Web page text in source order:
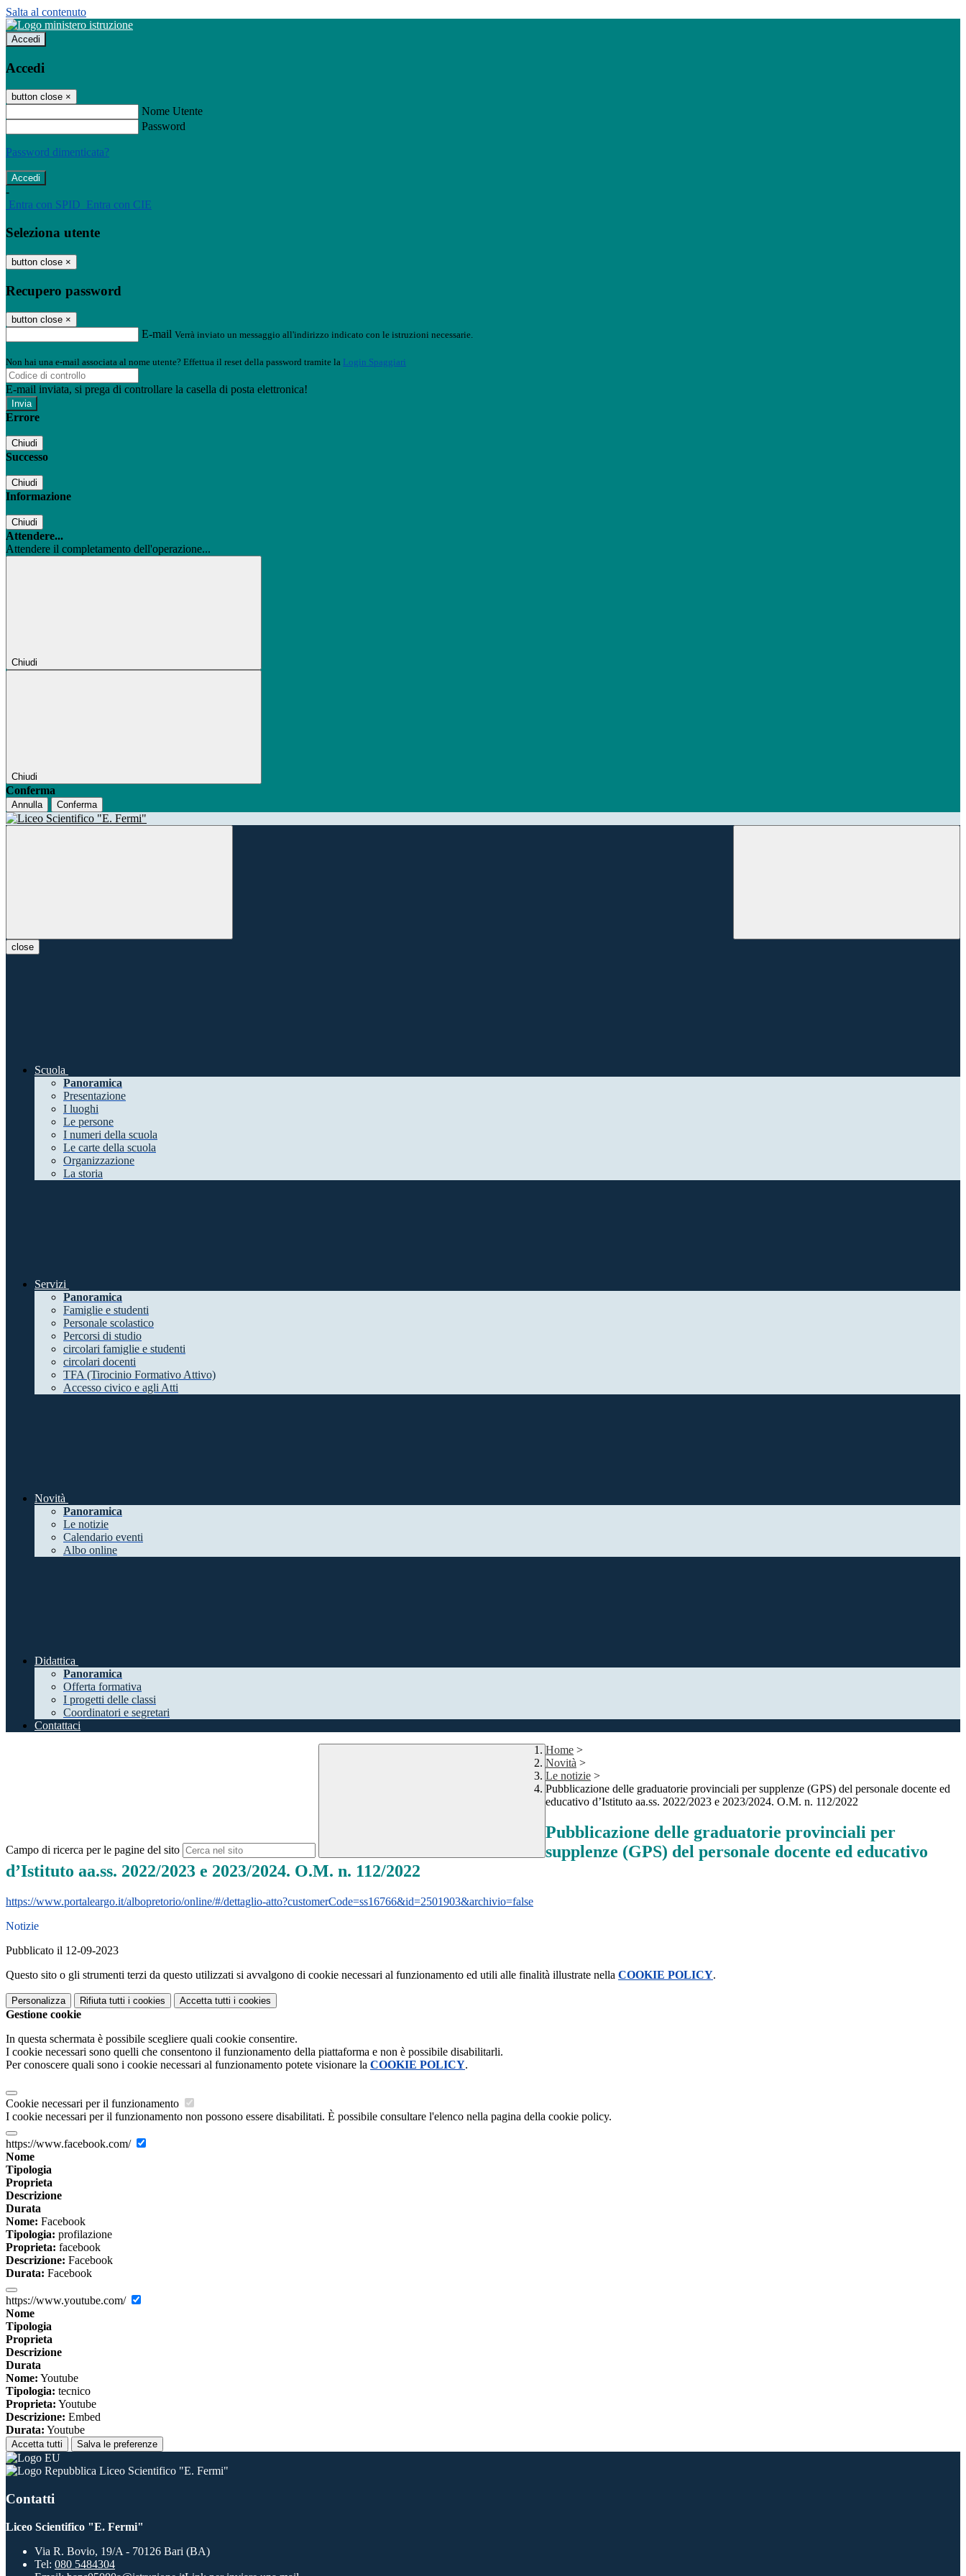
Salta al contenuto
Accedi
Accedi
button close ×
Nome Utente
Password
Password dimenticata?
-
Entra con SPID Entra con CIE
Seleziona utente
button close ×
Recupero password
button close ×
E-mail Verrà inviato un messaggio all'indirizzo indicato con le istruzioni necessarie.
Non hai una e-mail associata al nome utente? Effettua il reset della password tramite la Login Spaggiari
E-mail inviata, si prega di controllare la casella di posta elettronica!
Errore
Chiudi
Successo
Chiudi
Informazione
Chiudi
Attendere...
Attendere il completamento dell'operazione...
Chiudi
Chiudi
Conferma
Annulla Conferma
close
Scuola
Panoramica
Presentazione
I luoghi
Le persone
I numeri della scuola
Le carte della scuola
Organizzazione
La storia
Servizi
Panoramica
Famiglie e studenti
Personale scolastico
Percorsi di studio
circolari famiglie e studenti
circolari docenti
TFA (Tirocinio Formativo Attivo)
Accesso civico e agli Atti
Novità
Panoramica
Le notizie
Calendario eventi
Albo online
Didattica
Panoramica
Offerta formativa
I progetti delle classi
Coordinatori e segretari
Contattaci
Campo di ricerca per le pagine del sito
Home >
Novità >
Le notizie >
Pubblicazione delle graduatorie provinciali per supplenze (GPS) del personale docente ed
educativo d’Istituto aa.ss. 2022/2023 e 2023/2024. O.M. n. 112/2022
Pubblicazione delle graduatorie provinciali per
supplenze (GPS) del personale docente ed educativo
d’Istituto aa.ss. 2022/2023 e 2023/2024. O.M. n. 112/2022
https://www.portaleargo.it/albopretorio/online/#/dettaglio-atto?customerCode=ss16766&id=2501903&archivio=false
Notizie
Pubblicato il 12-09-2023
Questo sito o gli strumenti terzi da questo utilizzati si avvalgono di cookie necessari al funzionamento ed utili alle finalità illustrate nella COOKIE POLICY.
Personalizza Rifiuta tutti i cookies Accetta tutti i cookies
Gestione cookie
In questa schermata è possibile scegliere quali cookie consentire.
I cookie necessari sono quelli che consentono il funzionamento della piattaforma e non è possibile disabilitarli.
Per conoscere quali sono i cookie necessari al funzionamento potete visionare la COOKIE POLICY.
Cookie necessari per il funzionamento
I cookie necessari per il funzionamento non possono essere disabilitati. È possibile consultare l'elenco nella pagina della cookie policy.
https://www.facebook.com/
Nome
Tipologia
Proprieta
Descrizione
Durata
Nome: Facebook
Tipologia: profilazione
Proprieta: facebook
Descrizione: Facebook
Durata: Facebook
https://www.youtube.com/
Nome
Tipologia
Proprieta
Descrizione
Durata
Nome: Youtube
Tipologia: tecnico
Proprieta: Youtube
Descrizione: Embed
Durata: Youtube
Accetta tutti Salva le preferenze
Liceo Scientifico "E. Fermi"
Contatti
Liceo Scientifico "E. Fermi"
Via R. Bovio, 19/A - 70126 Bari (BA)
Tel: 080 5484304